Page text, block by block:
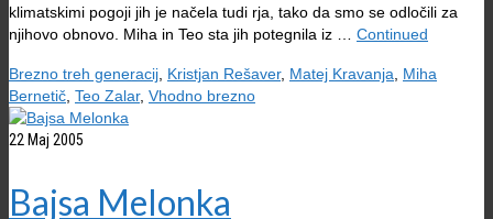
klimatskimi pogoji jih je načela tudi rja, tako da smo se odločili za
njihovo obnovo. Miha in Teo sta jih potegnila iz … Continued
Brezno treh generacij Kristjan Rešaver, Matej Kravanja
Miha
Bernetič Teo Zalar, Vhodno brezno
22 Maj 2005
Bajsa Melonka